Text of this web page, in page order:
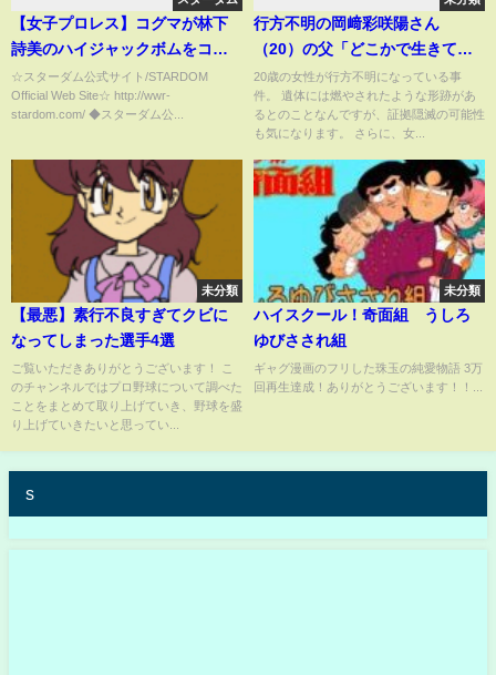
【女子プロレス】コグマが林下
詩美のハイジャックボムをコグ
マ式ヨシタニックで切り返し勝
利！【スターダム】
☆スターダム公式サイト/STARDOM
Official Web Site☆ http://wwr-
stardom.com/ ◆スターダム公...
行方不明の岡﨑彩咲陽さん
（20）の父「どこかで生きてい
てくれれば…」失踪直前には自
宅付近に“目出し帽の不審な
男”で警察に相談
20歳の女性が行方不明になっている事
件。 遺体には燃やされたような形跡があ
るとのことなんですが、証拠隠滅の可能性
も気になります。 さらに、女...
未分類
【最悪】素行不良すぎてクビに
なってしまった選手4選
ご覧いただきありがとうございます！ こ
のチャンネルではプロ野球について調べた
ことをまとめて取り上げていき、野球を盛
り上げていきたいと思ってい...
未分類
ハイスクール！奇面組 うしろ
ゆびさされ組
ギャグ漫画のフリした珠玉の純愛物語 3万
回再生達成！ありがとうございます！！...
s